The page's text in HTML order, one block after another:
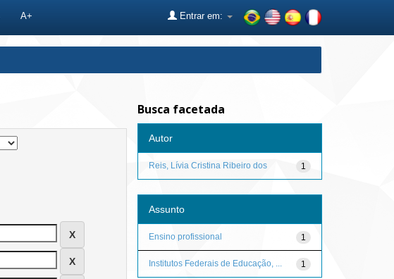
A+ Entrar em:
Busca facetada
Autor
1
Reis, Lívia Cristina Ribeiro dos
Assunto
1
Ensino profissional
1
Institutos Federais de Educação, ...